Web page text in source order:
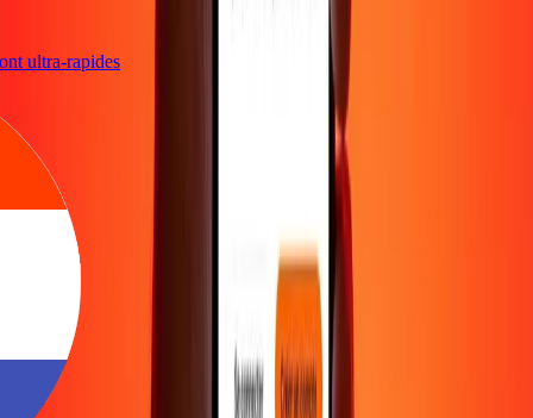
ultra-rapides